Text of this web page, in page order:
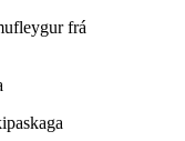
frá